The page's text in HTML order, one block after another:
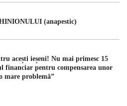
(anapestic)
acești ieșeni! Nu mai primesc 15
financiar pentru compensarea unor
mare problemă”